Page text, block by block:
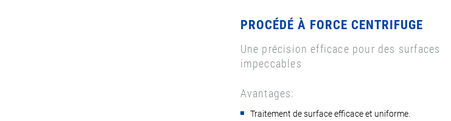
PROCÉDÉ À FORCE CENTRIFUGE
Une précision efficace pour des surfaces
impeccables
Avantages:
Traitement de surface efficace et uniforme.